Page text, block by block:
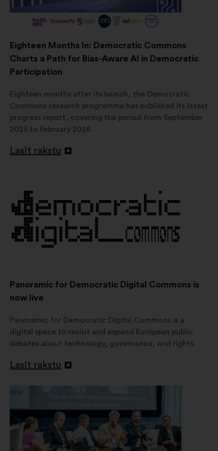
Eighteen Months In: Democratic Commons
Charts a Path for Bias-Aware AI in Democratic
Participation
Eighteen months after its launch, the Democratic
Commons research programme has published its latest
progress report, covering the period from September
2025 to February 2026.
Lasīt rakstu
Atvērt
Panoramic for Democratic Digital Commons is
now live
Panoramic for Democratic Digital Commons is a
digital space to revisit and expand European public
debates about technology, governance, and rights.
Lasīt rakstu
Atvērt